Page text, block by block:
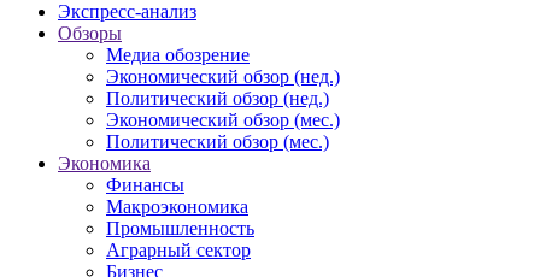
Экспресс-анализ
Обзоры
Медиа обозрение
Экономический обзор (нед.)
Политический обзор (нед.)
Экономический обзор (мес.)
Политический обзор (мес.)
Экономика
Финансы
Макроэкономика
Промышленность
Аграрный сектор
Бизнес